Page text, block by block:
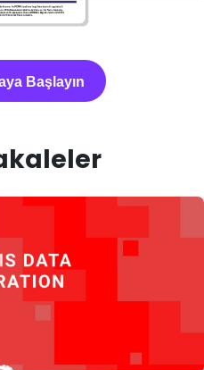
Başlayın